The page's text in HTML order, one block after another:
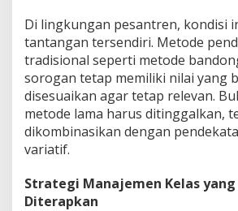
Di lingkungan pesantren, kondisi
tantangan tersendiri. Metode
tradisional seperti metode
sorogan tetap memiliki nilai yang
disesuaikan agar tetap relevan.
metode lama harus ditinggalkan,
dikombinasikan dengan
variatif.
Strategi Manajemen Kelas yang
Diterapkan